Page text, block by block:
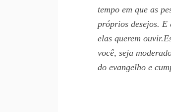
tempo em que as
próprios desejos. E
elas querem
você, seja
do evangelho e